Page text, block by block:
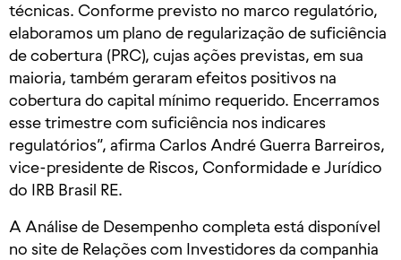
técnicas. Conforme previsto no marco regulatório,
elaboramos um plano de regularização de suficiência
de cobertura (PRC), cujas ações previstas, em sua
maioria, também geraram efeitos positivos na
cobertura do capital mínimo requerido. Encerramos
esse trimestre com suficiência nos indicares
regulatórios”, afirma Carlos André Guerra Barreiros,
vice-presidente de Riscos, Conformidade e Jurídico
do IRB Brasil RE.
A Análise de Desempenho completa está disponível
no site de Relações com Investidores da companhia